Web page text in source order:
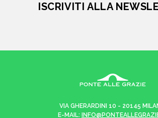
ISCRIVITI ALLA
VIA GHERARDINI 10 - 20145
E-MAIL: